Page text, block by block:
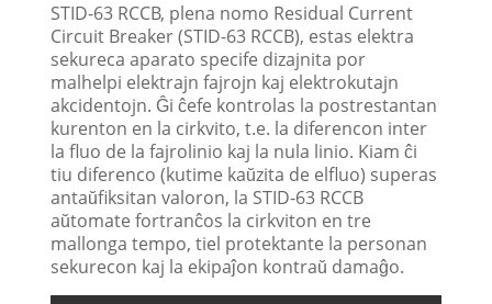
STID-63 RCCB, plena nomo Residual Current
Circuit Breaker (STID-63 RCCB), estas elektra
sekureca aparato specife dizajnita por
malhelpi elektrajn fajrojn kaj elektrokutajn
akcidentojn. Ĝi ĉefe kontrolas la postrestantan
kurenton en la cirkvito, t.e. la diferencon inter
la fluo de la fajrolinio kaj la nula linio. Kiam ĉi
tiu diferenco (kutime kaŭzita de elfluo) superas
antaŭfiksitan valoron, la STID-63 RCCB
aŭtomate fortranĉos la cirkviton en tre
mallonga tempo, tiel protektante la personan
sekurecon kaj la ekipaĵon kontraŭ damaĝo.